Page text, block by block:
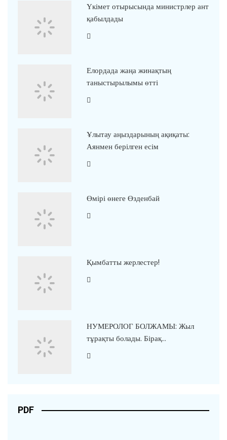
Үкімет отырысында министрлер ант
қабылдады
Елордада жаңа жинақтың
таныстырылымы өтті
Ұлытау аңыздарының ақиқаты:
Аянмен берілген есім
Өмірі өнеге Өзденбай
Қымбатты жерлестер!
НУМЕРОЛОГ БОЛЖАМЫ: Жыл
тұрақты болады. Бірақ…
PDF